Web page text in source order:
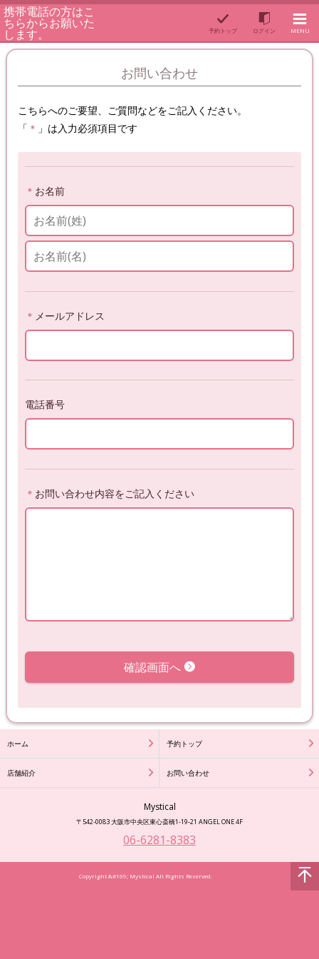
携帯電話の方はこ
ちらからお願いた
します。 予約トップ ログイン MENU
お問い合わせ
こちらへのご要望、ご質問などをご記入ください。
「 ＊ 」は入力必須項目です
＊ お名前
＊ メールアドレス
電話番号
＊ お問い合わせ内容をご記入ください
確認画面へ
ホーム 予約トップ
店舗紹介 お問い合わせ
Mystical
〒542-0083 大阪市中央区東心斎橋1-19-21 ANGEL ONE 4F
06-6281-8383
Copyright &#169; Mystical All Rights Reserved.